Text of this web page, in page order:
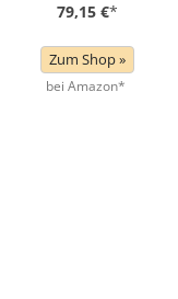
79,15 €*
Zum Shop »
bei Amazon*